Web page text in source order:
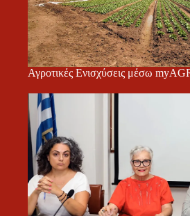
Αγροτικές Ενισχύσεις μέσω